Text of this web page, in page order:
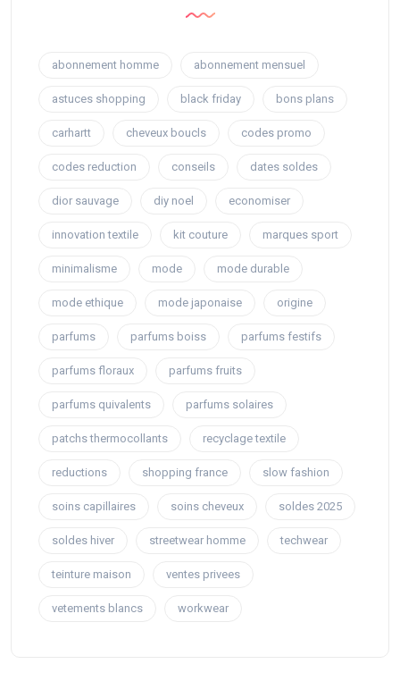
abonnement homme abonnement mensuel
astuces shopping black friday bons plans
carhartt cheveux boucls codes promo
codes reduction conseils dates soldes
dior sauvage diy noel economiser
innovation textile kit couture marques sport
minimalisme mode mode durable
mode ethique mode japonaise origine
parfums parfums boiss parfums festifs
parfums floraux parfums fruits
parfums quivalents parfums solaires
patchs thermocollants recyclage textile
reductions shopping france slow fashion
soins capillaires soins cheveux soldes 2025
soldes hiver streetwear homme techwear
teinture maison ventes privees
vetements blancs workwear